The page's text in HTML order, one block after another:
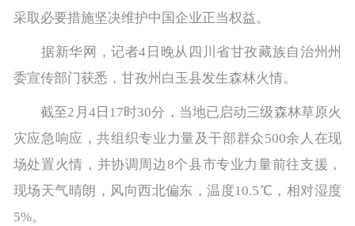
采取必要措施坚决维护中国企业正当权益。
据新华网，记者4日晚从四川省甘孜藏族自治州州
委宣传部门获悉，甘孜州白玉县发生森林火情。
截至2月4日17时30分，当地已启动三级森林草原火
灾应急响应，共组织专业力量及干部群众500余人在现
场处置火情，并协调周边8个县市专业力量前往支援，
现场天气晴朗，风向西北偏东，温度10.5℃，相对湿度
5%。